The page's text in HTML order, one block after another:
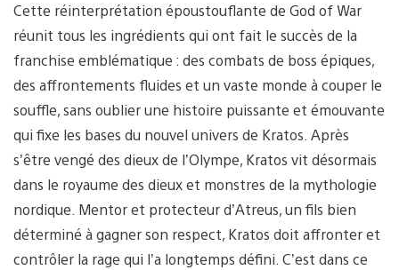
Cette réinterprétation époustouflante de God of War
réunit tous les ingrédients qui ont fait le succès de la
franchise emblématique : des combats de boss épiques,
des affrontements fluides et un vaste monde à couper le
souffle, sans oublier une histoire puissante et émouvante
qui fixe les bases du nouvel univers de Kratos. Après
s’être vengé des dieux de l’Olympe, Kratos vit désormais
dans le royaume des dieux et monstres de la mythologie
nordique. Mentor et protecteur d’Atreus, un fils bien
déterminé à gagner son respect, Kratos doit affronter et
contrôler la rage qui l’a longtemps défini. C’est dans ce